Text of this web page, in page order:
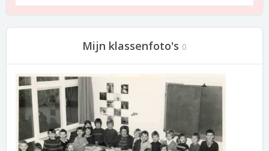
Mijn klassenfoto's 0